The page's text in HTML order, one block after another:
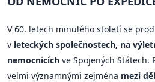
V 60. letech minulého století se
v leteckých společnostech, na
nemocnicích ve Spojených Státech.
velmi významnými zejména mezi